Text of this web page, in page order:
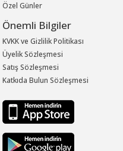
Özel Günler
Önemli Bilgiler
KVKK ve Gizlilik Politikası
Üyelik Sözleşmesi
Satış Sözleşmesi
Katkıda Bulun Sözleşmesi